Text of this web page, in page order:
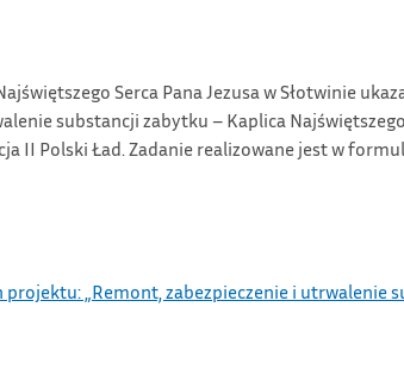
Serca Pana Jezusa w Słotwinie
substancji zabytku – Kaplica
II Polski Ład. Zadanie realizowane jest w
„Remont, zabezpieczenie i utrwalenie